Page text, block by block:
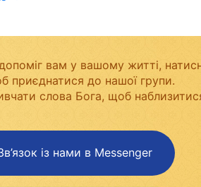
вам у вашому житті,
приєднатися до нашої групи.
слова Бога, щоб
із нами в Messenger